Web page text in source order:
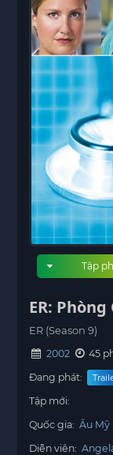
Tập
ER:
ER (Season 9)
2002
45
Đang phát:
Tập mới:
Quốc gia: Âu Mỹ
Diễn viên: